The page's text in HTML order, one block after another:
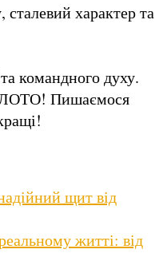
характер та
командного духу.
Пишаємося
щит від
житті: від